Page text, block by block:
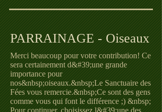
PARRAINAGE - Oiseaux
Merci beaucoup pour votre contribution! Ce
sera certainement d&#39;une grande
importance pour
nos&nbsp;oiseaux.&nbsp;Le Sanctuaire des
Fées vous remercie.&nbsp;Ce sont des gens
comme vous qui font le différence ;) &nbsp;
Pour continuer, choisissez l&#39;une des